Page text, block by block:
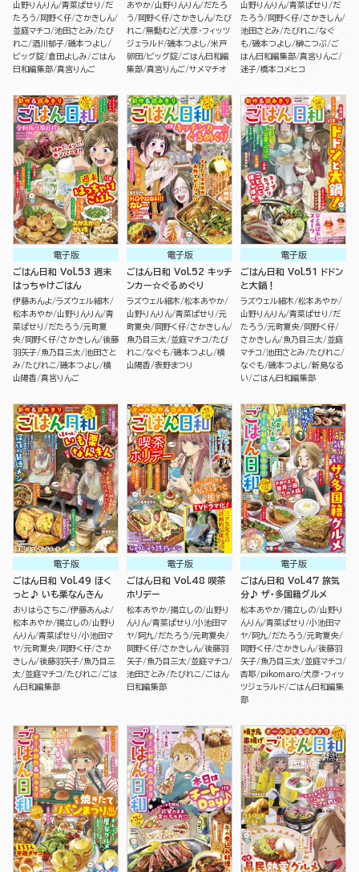
山野りんりん 青菜ぱせり
だ
たろう
岡野く仔 さかきしん
並庭マチコ 池田さとみ たび
れこ 酒川郁子 磯本つよし
ビッグ錠 倉田よしみ
ごはん
日和編集部 真宮りんご
あやか 山野りんりん だたろ
う
岡野く仔 さかきしん たび
れこ 無動むど 犬彦・フィッツ
ジェラルド 磯本つよし 米戸
卵田
ビッグ錠 ごはん日和編
集部 真宮りんご サメマチオ
山野りんりん 青菜ぱせり
だ
たろう
岡野く仔 さかきしん
池田さとみ たびれこ なぐ
も 磯本つよし 榊こつぶ ご
はん日和編集部 真宮りんご
迷子 橋本コメヒコ
電子版
ごはん日和 Vol.53 週末
はっちゃけごはん
伊藤あんよ ラズウェル細木
松本あやか 山野りんりん 青
菜ぱせり
だたろう 元町夏
央 岡野く仔 さかきしん 後藤
羽矢子 魚乃目三太 池田さと
み たびれこ 磯本つよし 横
山陽香 真宮りんご
電子版
ごはん日和 Vol.52 キッチ
ンカー☆ぐるめぐり
ラズウェル細木 松本あやか
山野りんりん 青菜ぱせり
元
町夏央 岡野く仔 さかきしん
魚乃目三太
並庭マチコ たび
れこ なぐも 磯本つよし 横
山陽香 表野まつり
電子版
ごはん日和 Vol.51 ドドン
と大鍋！
ラズウェル細木 松本あやか
山野りんりん 青菜ぱせり
だ
たろう 元町夏央 岡野く仔
さかきしん 魚乃目三太
並庭
マチコ 池田さとみ たびれこ
なぐも 磯本つよし 新島なる
い
ごはん日和編集部
電子版
ごはん日和 Vol.49 ほく
っと♪ いも栗なんきん
おりはらさちこ 伊藤あんよ
松本あやか 揚立しの 山野り
んりん 青菜ぱせり
小池田マ
ヤ 元町夏央 岡野く仔 さか
きしん 後藤羽矢子 魚乃目三
太
並庭マチコ たびれこ
ごは
ん日和編集部
電子版
ごはん日和 Vol.48 喫茶
ホリデー
松本あやか 揚立しの 山野り
んりん 青菜ぱせり
小池田マ
ヤ 阿九 だたろう 元町夏央
岡野く仔 さかきしん 後藤羽
矢子 魚乃目三太
並庭マチコ
池田さとみ たびれこ
ごはん
日和編集部
電子版
ごはん日和 Vol.47 旅気
分♪ ザ・多国籍グルメ
松本あやか 揚立しの 山野り
んりん 青菜ぱせり
小池田マ
ヤ 阿九 だたろう 元町夏央
岡野く仔 さかきしん 後藤羽
矢子 魚乃目三太
並庭マチコ
杏耶
pikomaro 犬彦・フィッ
ツジェラルド ごはん日和編集
部